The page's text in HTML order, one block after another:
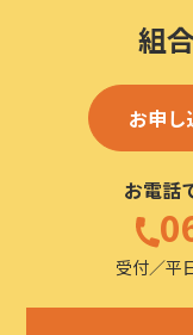
組
お申し
お電話
受付／平